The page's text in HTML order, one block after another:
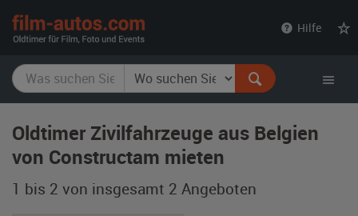
Hilfe
Oldtimer Zivilfahrzeuge aus Belgien
von Constructam mieten
1 bis 2 von insgesamt 2 Angeboten